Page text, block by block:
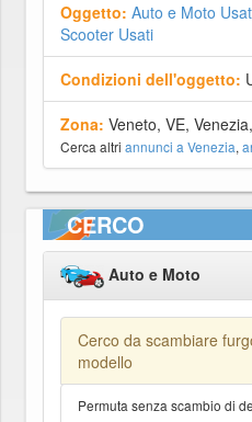
Oggetto: Auto e Moto
Scooter Usati
Condizioni dell'oggetto:
Zona: Veneto, VE,
Cerca altri annunci a Venezia,
CERCO
Auto e Moto
Cerco da scambiare
modello
Permuta senza scambio di